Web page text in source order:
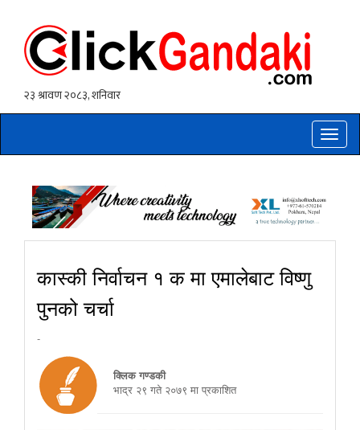
Toggle
कास्की निर्वाचन १ क मा एमालेबाट विष्णु
पुनको चर्चा
-
क्लिक गण्डकी
भाद्र २९ गते २०७९ मा प्रकाशित